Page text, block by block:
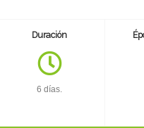
Duración
6 días.